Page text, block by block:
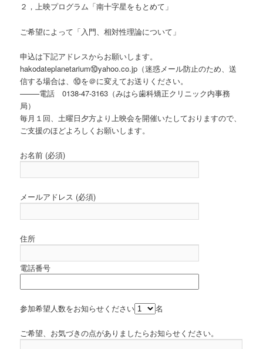
２，上映プログラム「南十字星をもとめて」
ご希望によって「入門、相対性理論について」
申込は下記アドレスからお願いします。
hakodateplanetarium⑩yahoo.co.jp（迷惑メール防止のため、送
信する場合は、⑩を＠に変えてお送りください。
——–電話 0138-47-3163（みはら歯科矯正クリニック内事務
局）
毎月１回、土曜日夕方より上映会を開催いたしておりますので、
ご支援のほどよろしくお願いします。
お名前 (必須)
メールアドレス (必須)
住所
電話番号
参加希望人数をお知らせください 名
ご希望、お気づきの点がありましたらお知らせください。